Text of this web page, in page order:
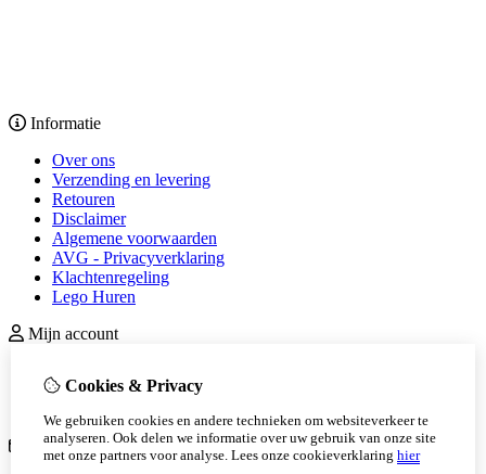
Informatie
Over ons
Verzending en levering
Retouren
Disclaimer
Algemene voorwaarden
AVG - Privacyverklaring
Klachtenregeling
Lego Huren
Mijn account
Bestelhistorie
Klantenservice
Cookies & Privacy
We gebruiken cookies en andere technieken om websiteverkeer te
analyseren. Ook delen we informatie over uw gebruik van onze site
met onze partners voor analyse. Lees onze cookieverklaring hier